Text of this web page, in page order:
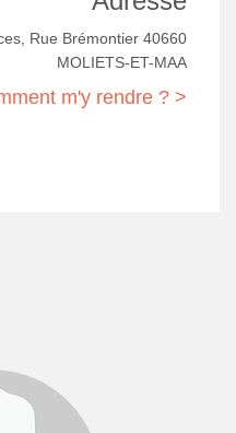
Rue Brémontier 40660
MOLIETS-ET-MAA
m'y rendre ? >